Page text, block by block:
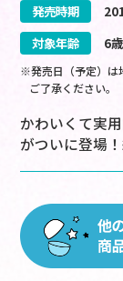
発売時期
対象年齢
6
※発売日（予定）は
ご了承ください。
かわいくて実
がついに登場